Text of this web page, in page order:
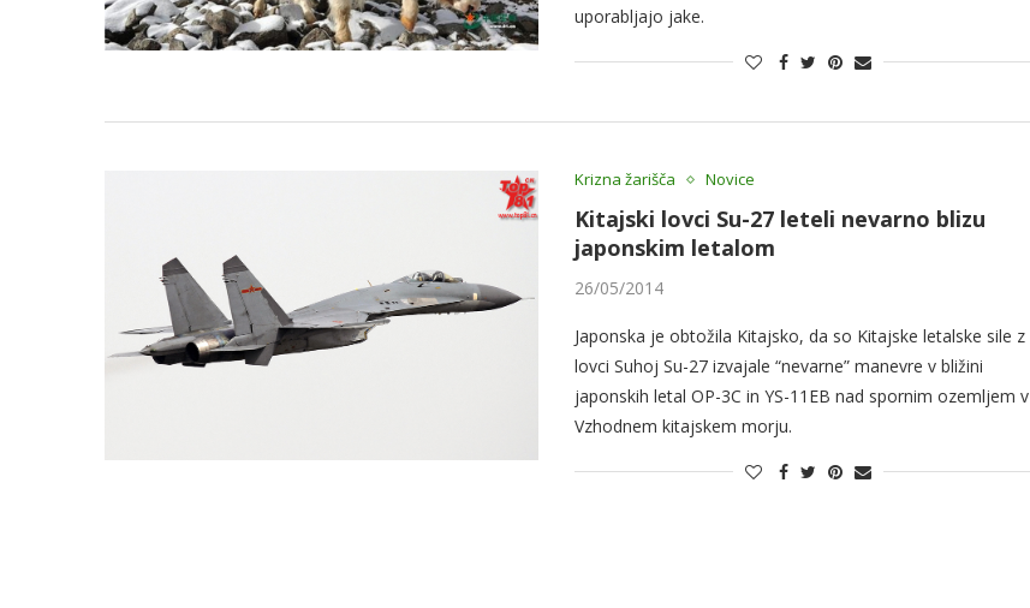
uporabljajo jake.
Krizna žarišča Novice
Kitajski lovci Su-27 leteli nevarno blizu
japonskim letalom
26/05/2014
Japonska je obtožila Kitajsko, da so Kitajske letalske sile z
lovci Suhoj Su-27 izvajale “nevarne” manevre v bližini
japonskih letal OP-3C in YS-11EB nad spornim ozemljem v
Vzhodnem kitajskem morju.